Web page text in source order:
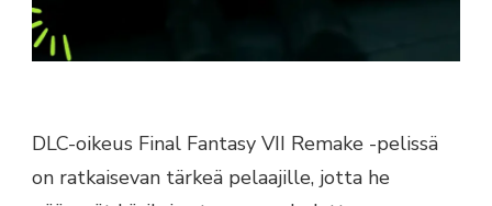
DLC-oikeus Final Fantasy VII Remake -pelissä
on ratkaisevan tärkeä pelaajille, jotta he